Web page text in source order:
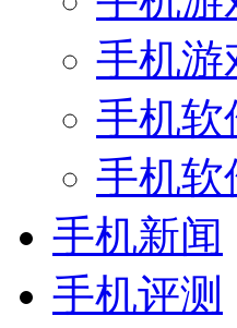
手机游
手机软
手机软
手机新闻
手机评测